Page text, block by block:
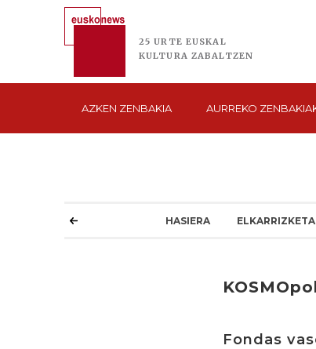
25 URTE EUSKAL
KULTURA ZABALTZEN
AZKEN ZENBAKIA AURREKO
HASIERA ELKARRIZKETA
Fondas